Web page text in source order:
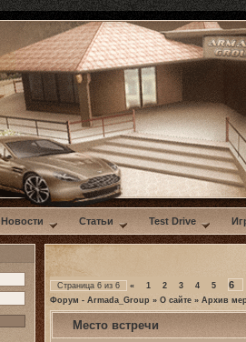
Новости Статьи Test Drive
Страница 6 из 6 « 1 2 3 4 5 6
Форум - Armada_Group » О сайте » Архив
Место встречи